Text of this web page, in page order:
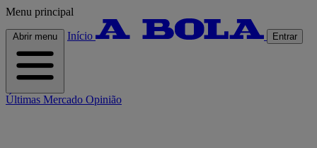
Menu principal
Abrir menu Início Entrar
Últimas Mercado Opinião